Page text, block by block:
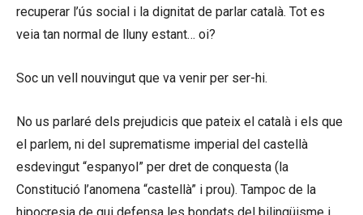
recuperar l’ús social i la dignitat de parlar català. Tot es
veia tan normal de lluny estant… oi?
Soc un vell nouvingut que va venir per ser-hi.
No us parlaré dels prejudicis que pateix el català i els que
el parlem, ni del suprematisme imperial del castellà
esdevingut “espanyol” per dret de conquesta (la
Constitució l’anomena “castellà” i prou). Tampoc de la